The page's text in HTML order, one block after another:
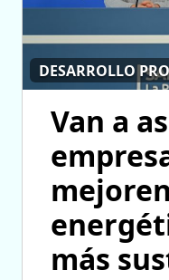
DESARROLLO
Van a
más